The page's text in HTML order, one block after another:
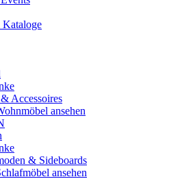
Kataloge
Accessoires
ansehen
& Sideboards
ansehen